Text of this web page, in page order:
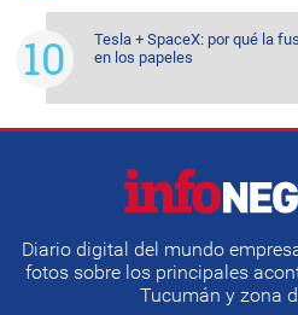
Tesla + SpaceX: por qué la
en los papeles
Diario digital del mundo
fotos sobre los principales
Tucumán y zona